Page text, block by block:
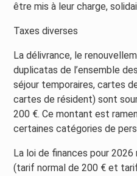
être mis à leur charge,
Taxes diverses
La délivrance, le
duplicatas de l’ensemble
séjour temporaires, cartes
cartes de résident) sont
200 €. Ce montant est
certaines catégories de
La loi de finances pour
(tarif normal de 200 € et